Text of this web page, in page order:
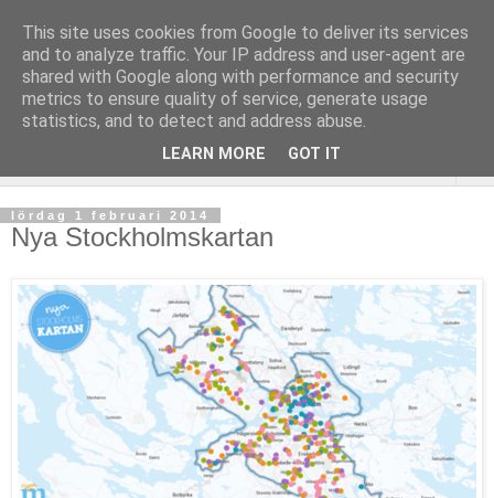
lördag 1 februari 2014
Nya Stockholmskartan
This site uses cookies from Google to deliver its services
and to analyze traffic. Your IP address and user-agent are
shared with Google along with performance and security
metrics to ensure quality of service, generate usage
statistics, and to detect and address abuse.
LEARN MORE GOT IT